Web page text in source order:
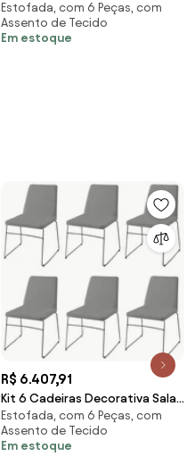
de Jantar Anne Linho Bege G17 -
Gran Belo
Estofada, com 6 Peças, com
Assento de Tecido
Em estoque
R$ 6.407,91
Kit 6 Cadeiras Decorativa Sala
de Jantar Anne Linho Cinza G17
- Gran Belo
Estofada, com 6 Peças, com
Assento de Tecido
Em estoque